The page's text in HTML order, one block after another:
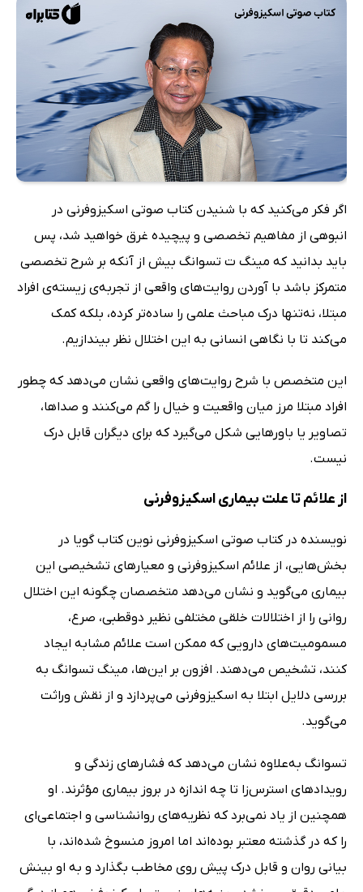
اگر فکر می‌کنید که با شنیدن کتاب صوتی اسکیزوفرنی در
انبوهی از مفاهیم تخصصی و پیچیده غرق خواهید شد، پس
باید بدانید که مینگ ت تسوانگ بیش از آنکه بر شرح تخصصی
متمرکز باشد با آوردن روایت‌های واقعی از تجربه‌ی زیسته‌ی افراد
مبتلا، نه‌تنها درک مباحث علمی را ساده‌تر کرده، بلکه کمک
می‌کند تا با نگاهی انسانی به این اختلال نظر بیندازیم.
این متخصص با شرح روایت‌های واقعی نشان می‌دهد که چطور
افراد مبتلا مرز میان واقعیت و خیال را گم می‌کنند و صداها،
تصاویر یا باورهایی شکل می‌گیرد که برای دیگران قابل درک
نیست.
از علائم تا علت بیماری اسکیزوفرنی
نویسنده در کتاب صوتی اسکیزوفرنی نوین کتاب گویا در
بخش‌هایی، از علائم اسکیزوفرنی و معیارهای تشخیصی این
بیماری می‌گوید و نشان می‌دهد متخصصان چگونه این اختلال
روانی را از اختلالات خلقی مختلفی نظیر دوقطبی، صرع،
مسمومیت‌های دارویی که ممکن است علائم مشابه ایجاد
کنند، تشخیص می‌دهند. افزون بر این‌ها، مینگ تسوانگ به
بررسی دلایل ابتلا به اسکیزوفرنی می‌پردازد و از نقش وراثت
می‌گوید.
تسوانگ به‌علاوه نشان می‌دهد که فشارهای زندگی و
رویدادهای استرس‌زا تا چه اندازه در بروز بیماری مؤثرند. او
همچنین از یاد نمی‌برد که نظریه‌های روانشناسی و اجتماعی‌ای
را که در گذشته معتبر بوده‌اند اما امروز منسوخ شده‌اند، با
بیانی روان و قابل درک پیش روی مخاطب بگذارد و به او بینش